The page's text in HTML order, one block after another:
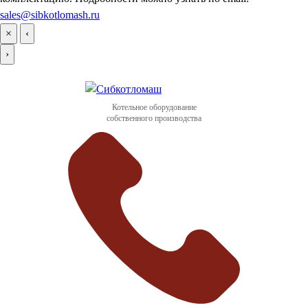
sales@sibkotlomash.ru
×
‹
›
Котельное оборудование
собственного производства